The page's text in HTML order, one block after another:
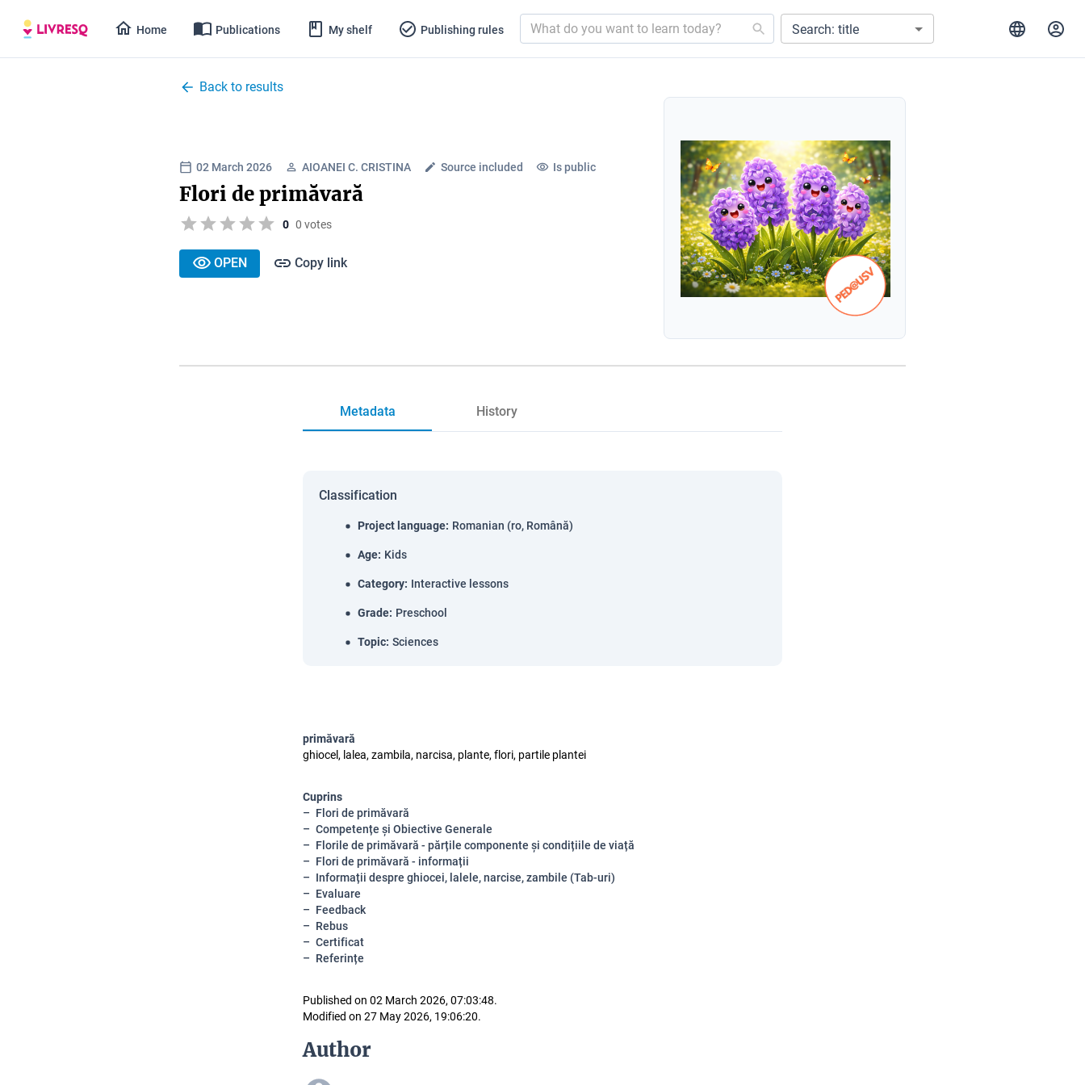
Home Publications My shelf Publishing rules Search: title
Back to results
02 March 2026 AIOANEI C. CRISTINA Source included Is public
Flori de primăvară
0 0 votes
OPEN Copy link
Metadata History
Classification
Project language: Romanian (ro, Română)
Age: Kids
Category: Interactive lessons
Grade: Preschool
Topic: Sciences
primăvară
ghiocel, lalea, zambila, narcisa, plante, flori, partile plantei
Cuprins
Flori de primăvară
Competențe și Obiective Generale
Florile de primăvară - părțile componente și condițiile de viață
Flori de primăvară - informații
Informații despre ghiocei, lalele, narcise, zambile (Tab-uri)
Evaluare
Feedback
Rebus
Certificat
Referințe
Published on 02 March 2026, 07:03:48.
Modified on 27 May 2026, 19:06:20.
Author